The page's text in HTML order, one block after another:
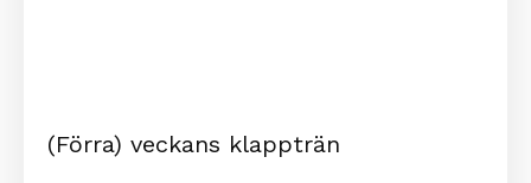
(Förra) veckans klappträn